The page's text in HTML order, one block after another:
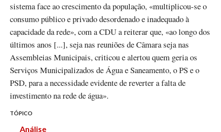
sistema face ao crescimento da população, «multiplicou-se o
consumo público e privado desordenado e inadequado à
capacidade da rede», com a CDU a reiterar que, «ao longo dos
últimos anos [...], seja nas reuniões de Câmara seja nas
Assembleias Municipais, criticou e alertou quem geria os
Serviços Municipalizados de Água e Saneamento, o PS e o
PSD, para a necessidade evidente de reverter a falta de
investimento na rede de água».
TÓPICO
Análise